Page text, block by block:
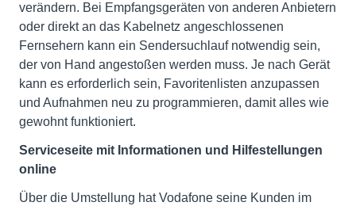
verändern. Bei Empfangsgeräten von anderen Anbietern
oder direkt an das Kabelnetz angeschlossenen
Fernsehern kann ein Sendersuchlauf notwendig sein,
der von Hand angestoßen werden muss. Je nach Gerät
kann es erforderlich sein, Favoritenlisten anzupassen
und Aufnahmen neu zu programmieren, damit alles wie
gewohnt funktioniert.
Serviceseite mit Informationen und Hilfestellungen
online
Über die Umstellung hat Vodafone seine Kunden im